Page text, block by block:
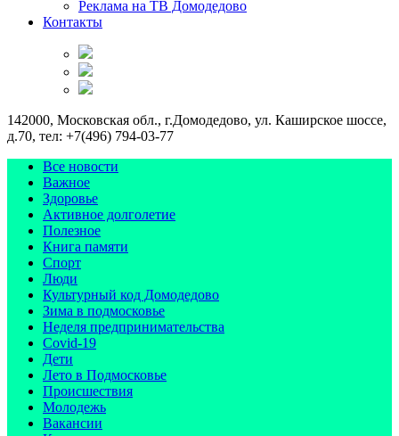
Реклама на ТВ Домодедово
Контакты
142000, Московская обл., г.Домодедово, ул. Каширское шоссе,
д.70, тел: +7(496) 794-03-77
Все новости
Важное
Здоровье
Активное долголетие
Полезное
Книга памяти
Спорт
Люди
Культурный код Домодедово
Зима в подмосковье
Неделя предпринимательства
Covid-19
Дети
Лето в Подмосковье
Происшествия
Молодежь
Вакансии